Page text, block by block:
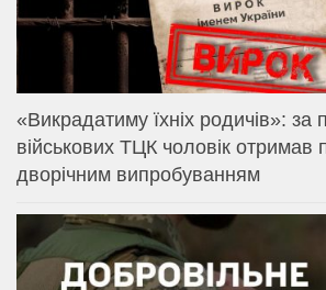
«Викрадатиму їхніх родичів»: за
військових ТЦК чоловік отримав
дворічним випробуванням